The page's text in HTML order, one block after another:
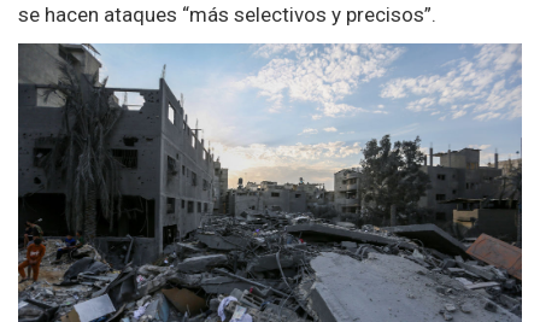
se hacen ataques “más selectivos y precisos”.